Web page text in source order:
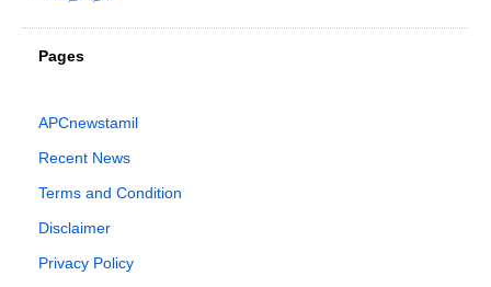
Pages
APCnewstamil
Recent News
Terms and Condition
Disclaimer
Privacy Policy